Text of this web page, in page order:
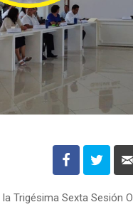
Trigésima Sexta Sesión